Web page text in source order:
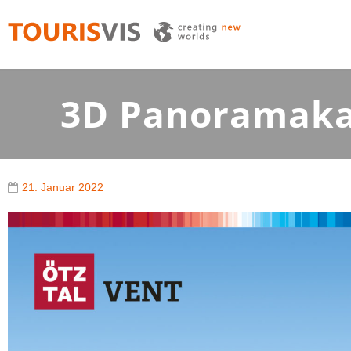
TOURISVIS
3D Panoramakarten aus Österreich
3D
21. Januar 2022